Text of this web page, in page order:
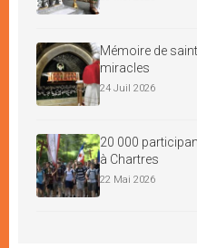
Mémoire de
miracles
24 Juil 2026
20 000
à Chartres
22 Mai 2026